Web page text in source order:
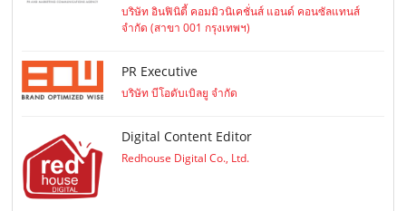
บริษัท อินฟินิตี้ คอมมิวนิเคชั่นส์ แอนด์ คอนซัลแทนส์
จำกัด (สาขา 001 กรุงเทพฯ)
PR Executive
บริษัท บีโอดับเบิลยู จำกัด
Digital Content Editor
Redhouse Digital Co., Ltd.